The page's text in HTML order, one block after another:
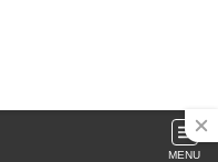
MENU